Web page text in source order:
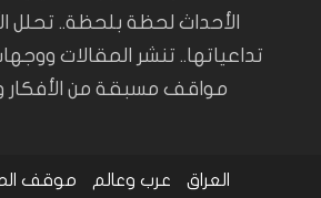
الأحداث لحظة بلحظة.. تحلل
تداعياتها.. تنشر المقالات
مواقف مسبقة من الأفكار
العراق عرب وعالم موقف